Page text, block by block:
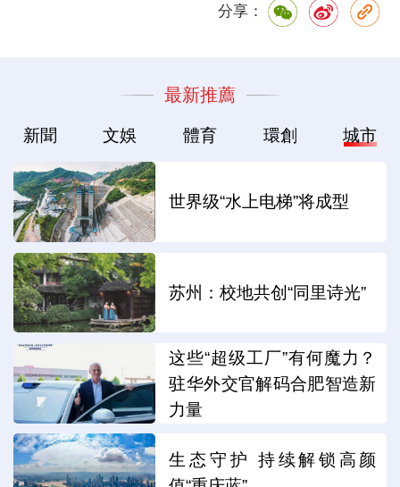
分享：
最新推薦
新聞 文娛 體育 環創 城市
世界级“水上电梯”将成型
苏州：校地共创“同里诗光”
这些“超级工厂”有何魔力？
驻华外交官解码合肥智造新
力量
生态守护 持续解锁高颜